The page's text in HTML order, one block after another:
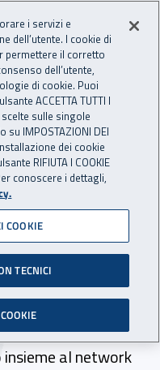
Apri cerca
Video gallery
2020-
dell'Agenzia
salute sul lavoro
per il 10
insieme al network
i servizi e
dell’utente. I cookie di
permettere il corretto
dell’utente,
di cookie. Puoi
ACCETTA TUTTI I
sulle singole
IMPOSTAZIONI DEI
dei cookie
RIFIUTA I COOKIE
conoscere i dettagli,
COOKIE
TECNICI